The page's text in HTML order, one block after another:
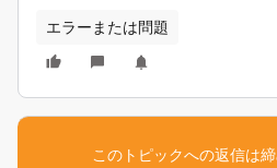
エラーまたは問題
このトピックへの返信は締